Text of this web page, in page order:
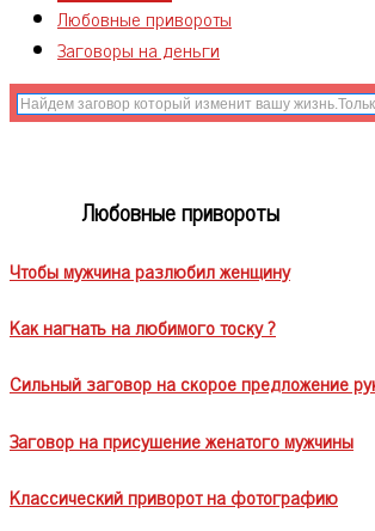
Любовные привороты
Заговоры на деньги
Любовные привороты
Чтобы мужчина разлюбил женщину
Как нагнать на любимого тоску ?
Сильный заговор на скорое предложение
Заговор на присушение женатого мужчины
Классический приворот на фотографию